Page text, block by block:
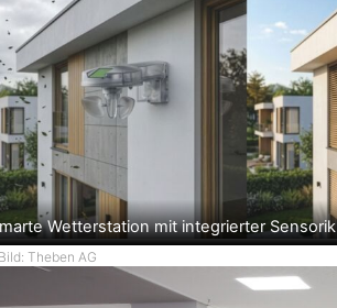
Wetterstation mit integrierter Sensorik
Theben AG